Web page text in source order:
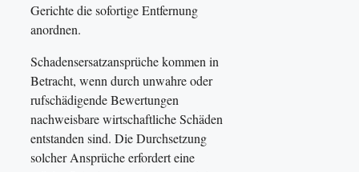
Gerichte die sofortige Entfernung
anordnen.
Schadensersatzansprüche kommen in
Betracht, wenn durch unwahre oder
rufschädigende Bewertungen
nachweisbare wirtschaftliche Schäden
entstanden sind. Die Durchsetzung
solcher Ansprüche erfordert eine